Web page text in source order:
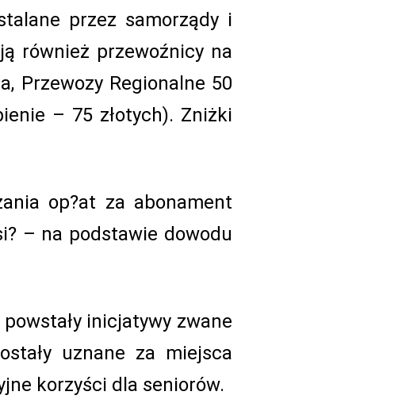
przez samorządy i
również przewoźnicy na
Przewozy Regionalne 50
– 75 złotych). Zniżki
op?at za abonament
– na podstawie dowodu
inicjatywy zwane
uznane za miejsca
korzyści dla seniorów.